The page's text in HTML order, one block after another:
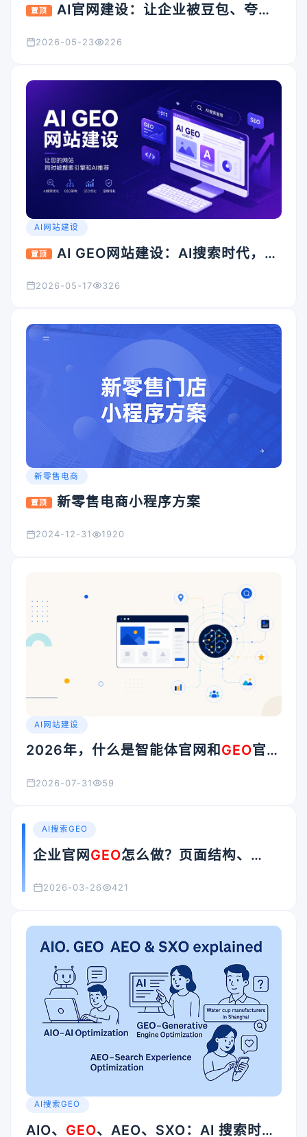
置顶
AI官网建设：让企业被豆包、夸
2026-05-23 226
AI网站建设
置顶
AI GEO网站建设：AI搜索时代，企
2026-05-17 326
新零售电商
置顶 新零售电商小程序方案
2024-12-31 1920
AI网站建设
2026年，什么是智能体官网和GEO官
点2026-07-31 59
AI搜索GEO
企业官网 GEO怎么做？页面结构、
2026-03-26 421
AI搜索GEO
AIO、 GEO、AEO、SXO：AI 搜索时代